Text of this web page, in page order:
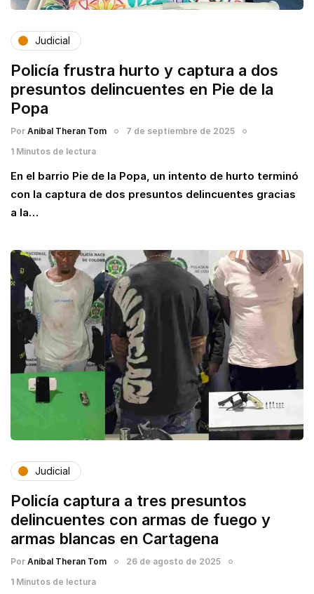
Judicial
Policía frustra hurto y captura a dos
presuntos delincuentes en Pie de la
Popa
Por Anibal Theran Tom
7 de septiembre de 2025
1 Minutos de lectura
En el barrio Pie de la Popa, un intento de hurto terminó
con la captura de dos presuntos delincuentes gracias
a la…
Judicial
Policía captura a tres presuntos
delincuentes con armas de fuego y
armas blancas en Cartagena
Por Anibal Theran Tom
26 de agosto de 2025
1 Minutos de lectura